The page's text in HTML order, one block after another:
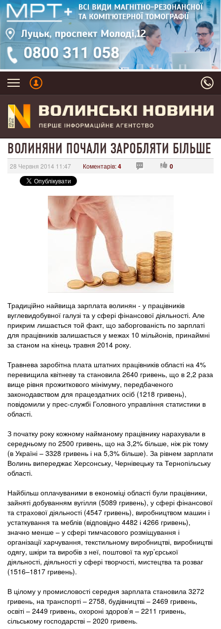
ВОЛИНЯНИ ПОЧАЛИ ЗАРОБЛЯТИ БІЛЬШЕ
28 Червня 2014 11:47 Коментарів:4 0
Традиційно найвища зарплата волинян - у працівників
вуглевидобувної галузі та у сфері фінансової діяльності. Але
прикрим лишається той факт, що заборгованість по зарплаті
для працівників залишається у межах 10 мільйонів, принаймні
за станом на кінець травня 2014 року.
Травнева заробітна плата штатних працівників області на 4%
перевищила квітневу та становила 2640 гривень, що в 2,2 раза
вище рівня прожиткового мінімуму, передбаченого
законодавством для працездатних осіб (1218 гривень),
повідомили у прес-службі Головного управління статистики в
області.
З початку року кожному найманому працівнику нарахували в
середньому по 2500 гривень, що на 3,2% більше, ніж рік тому
(в Україні – 3328 гривень і на 5,3% більше). За рівнем зарплати
Волинь випереджає Херсонську, Чернівецьку та Тернопільську
області.
Найбільш оплачуваними в економіці області були працівники,
зайняті добуванням вугілля (5089 гривень), у сфері фінансової
та страхової діяльності (4547 гривень), виробництвом машин і
устаткування та меблів (відповідно 4482 і 4266 гривень),
значно менше – у сфері тимчасового розміщування і
організації харчування, текстильному виробництві, виробництві
одягу, шкіри та виробів з неї, поштової та кур’єрської
діяльності, діяльності у сфері творчості, мистецтва та розваг
(1516–1817 гривень).
В цілому у промисловості середня зарплата становила 3272
гривень, на транспорті – 2758, будівництві – 2469 гривень,
освіті – 2449 гривень, охороні здоров’я – 2211 гривень,
сільському господарстві – 2020 гривень.